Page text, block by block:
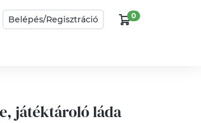
Belépés/Regisztráció 0
játéktároló láda